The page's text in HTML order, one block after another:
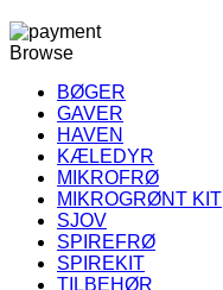
Browse
BØGER
GAVER
HAVEN
KÆLEDYR
MIKROFRØ
MIKROGRØNT KIT
SJOV
SPIREFRØ
SPIREKIT
TILBEHØR